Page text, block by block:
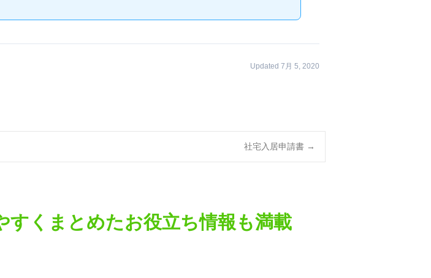
Updated 7月 5, 2020
社宅入居申請書 →
くまとめたお役立ち情報も満載